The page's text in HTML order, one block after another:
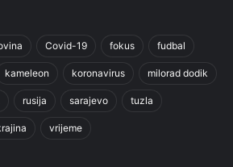
Covid-19 fokus fudbal
kameleon koronavirus milorad dodik
rusija sarajevo tuzla
vrijeme